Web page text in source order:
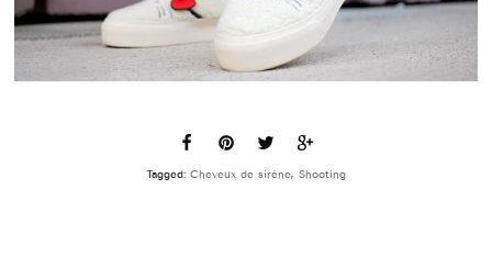
Tagged: Cheveux de sirène, Shooting